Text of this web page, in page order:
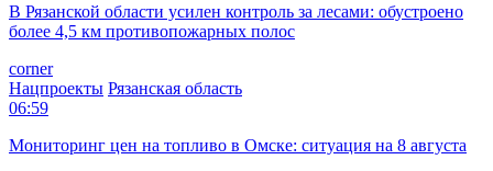
В Рязанской области усилен контроль за лесами: обустроено
более 4,5 км противопожарных полос
corner
Нацпроекты Рязанская область
06:59
Мониторинг цен на топливо в Омске: ситуация на 8 августа